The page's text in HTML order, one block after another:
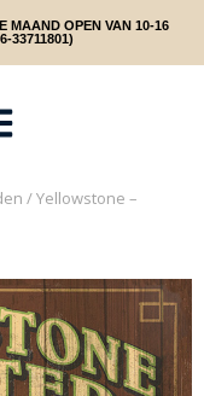
MAAND OPEN VAN 10-16
33711801)
/ Yellowstone –